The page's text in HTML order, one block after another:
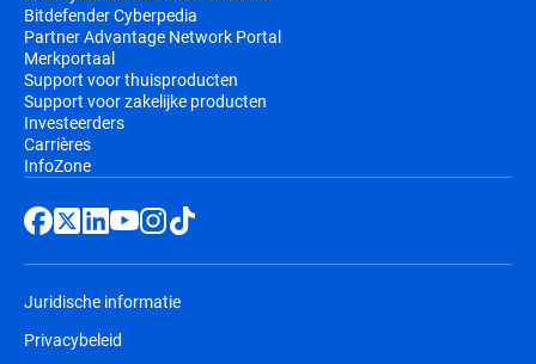
Bitdefender Cyberpedia
Partner Advantage Network Portal
Merkportaal
Support voor thuisproducten
Support voor zakelijke producten
Investeerders
Carrières
InfoZone
Juridische informatie
Privacybeleid